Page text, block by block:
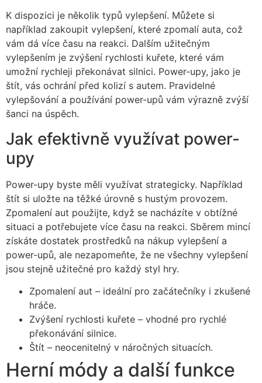
K dispozici je několik typů vylepšení. Můžete si
například zakoupit vylepšení, které zpomalí auta, což
vám dá více času na reakci. Dalším užitečným
vylepšením je zvýšení rychlosti kuřete, které vám
umožní rychleji překonávat silnici. Power-upy, jako je
štít, vás ochrání před kolizí s autem. Pravidelné
vylepšování a používání power-upů vám výrazně zvýší
šanci na úspěch.
Jak efektivně využívat power-
upy
Power-upy byste měli využívat strategicky. Například
štít si uložte na těžké úrovně s hustým provozem.
Zpomalení aut použijte, když se nacházíte v obtížné
situaci a potřebujete více času na reakci. Sběrem mincí
získáte dostatek prostředků na nákup vylepšení a
power-upů, ale nezapomeňte, že ne všechny vylepšení
jsou stejně užitečné pro každý styl hry.
Zpomalení aut – ideální pro začátečníky i zkušené
hráče.
Zvýšení rychlosti kuřete – vhodné pro rychlé
překonávání silnice.
Štít – neocenitelný v náročných situacích.
Herní módy a další funkce